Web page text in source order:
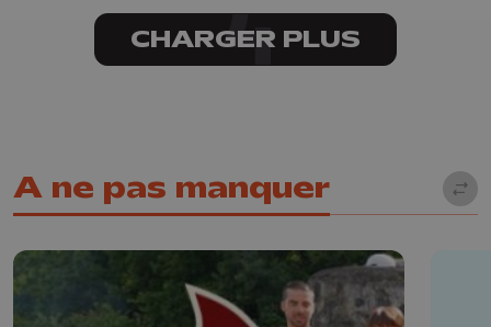
CHARGER PLUS
A ne pas manquer